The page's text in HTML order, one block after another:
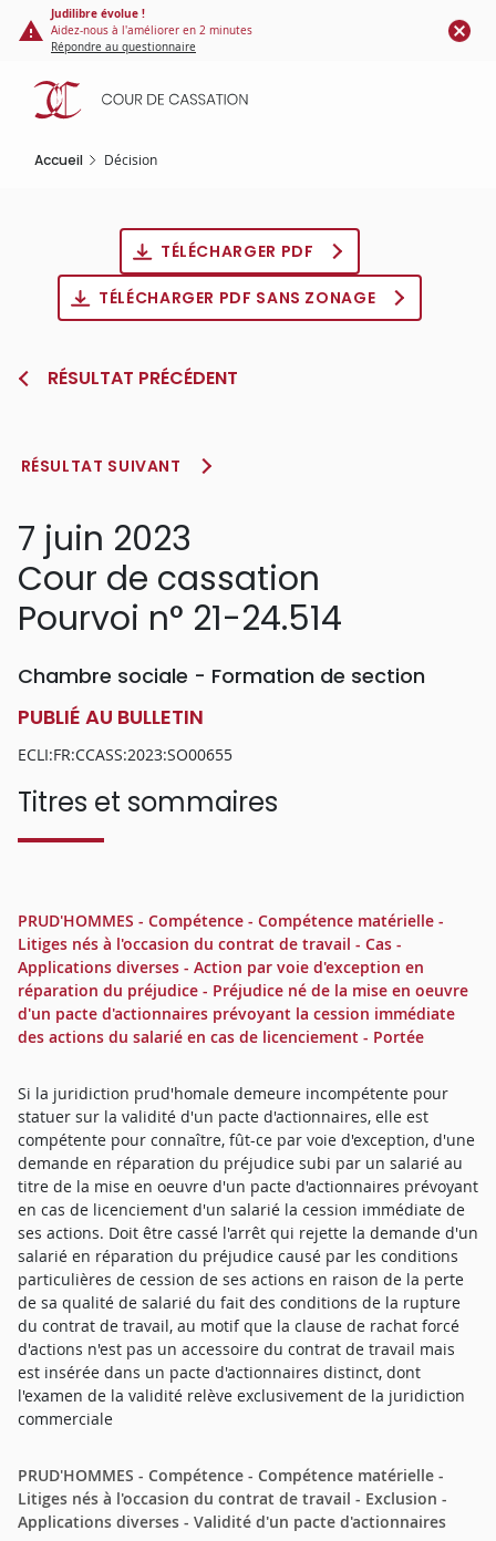
Panneau de gestion des cookies
contenu
principal
Judilibre évolue !
Aidez-nous à l'améliorer en 2 minutes
Répondre au questionnaire
Accueil Décision
TÉLÉCHARGER PDF
TÉLÉCHARGER PDF SANS ZONAGE
RÉSULTAT PRÉCÉDENT
RÉSULTAT SUIVANT
7 juin 2023
Cour de cassation
Pourvoi n° 21-24.514
Chambre sociale - Formation de section
PUBLIÉ AU BULLETIN
ECLI:FR:CCASS:2023:SO00655
Titres et sommaires
PRUD'HOMMES - Compétence - Compétence matérielle -
Litiges nés à l'occasion du contrat de travail - Cas -
Applications diverses - Action par voie d'exception en
réparation du préjudice - Préjudice né de la mise en oeuvre
d'un pacte d'actionnaires prévoyant la cession immédiate
des actions du salarié en cas de licenciement - Portée
Si la juridiction prud'homale demeure incompétente pour
statuer sur la validité d'un pacte d'actionnaires, elle est
compétente pour connaître, fût-ce par voie d'exception, d'une
demande en réparation du préjudice subi par un salarié au
titre de la mise en oeuvre d'un pacte d'actionnaires prévoyant
en cas de licenciement d'un salarié la cession immédiate de
ses actions. Doit être cassé l'arrêt qui rejette la demande d'un
salarié en réparation du préjudice causé par les conditions
particulières de cession de ses actions en raison de la perte
de sa qualité de salarié du fait des conditions de la rupture
du contrat de travail, au motif que la clause de rachat forcé
d'actions n'est pas un accessoire du contrat de travail mais
est insérée dans un pacte d'actionnaires distinct, dont
l'examen de la validité relève exclusivement de la juridiction
commerciale
PRUD'HOMMES - Compétence - Compétence matérielle -
Litiges nés à l'occasion du contrat de travail - Exclusion -
Applications diverses - Validité d'un pacte d'actionnaires